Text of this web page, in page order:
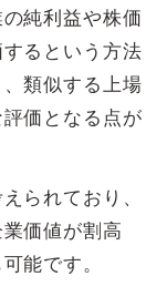
純利益や株価
るという方法
類似する上場
価となる点が
られており、
価値が割高
能です。